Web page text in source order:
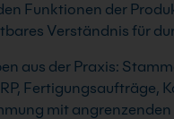
Funktionen der
Verständnis für
aus der Praxis:
Fertigungsaufträge,
mit angrenzenden